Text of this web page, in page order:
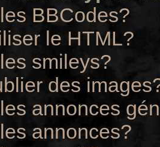
BBCodes?
le HTML?
smileys?
des
annonces
annonces?